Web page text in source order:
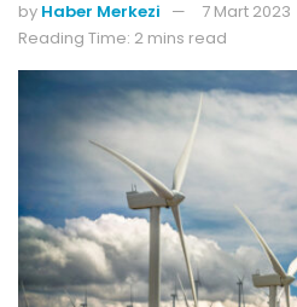
by Haber Merkezi
7 Mart 2023
Reading Time: 2 mins read